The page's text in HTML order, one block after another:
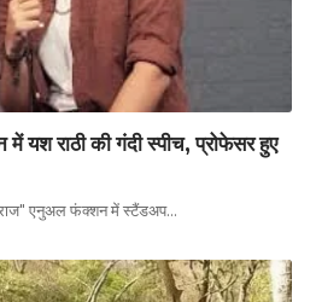
राठी की गंदी स्पीच, प्रोफेसर हुए
एनुअल फंक्शन में स्टैंडअप…